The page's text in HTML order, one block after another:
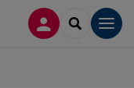
CONNEXION